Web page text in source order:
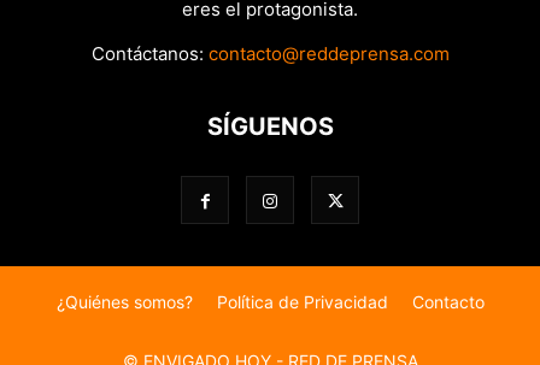
eres el protagonista.
Contáctanos: contacto@reddeprensa.com
SÍGUENOS
¿Quiénes somos? Política de Privacidad Contacto
© ENVIGADO HOY - RED DE PRENSA